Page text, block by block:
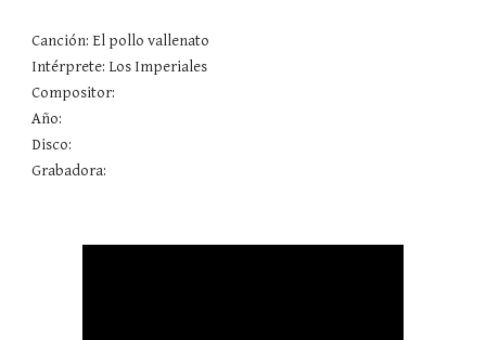
Canción: El pollo vallenato
Intérprete: Los Imperiales
Compositor:
Año:
Disco:
Grabadora: